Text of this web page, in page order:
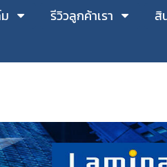
รีวิวลูกค้าเรา สิ